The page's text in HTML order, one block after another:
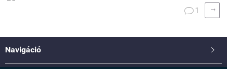
 1 
Navigáció 